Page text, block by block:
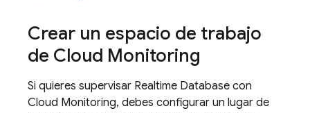
Crear un espacio de trabajo
de Cloud Monitoring
Si quieres supervisar Realtime Database con
Cloud Monitoring, debes configurar un lugar de